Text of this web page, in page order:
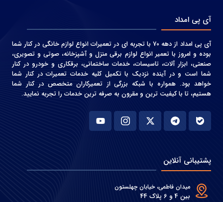
آی پی امداد
آی پی امداد از دهه 70 با تجربه ای در تعمیرات انواع لوازم خانگی در کنار شما
بوده و امروز با تعمیر انواع لوازم برقی منزل و آشپزخانه، صوتی و‌ تصویری،
صنعتی، ابزار آلات، تاسیسات، خدمات ساختمانی، برقکاری و خودرو در کنار
شما است و در آینده نزدیک با تکمیل کلیه خدمات تعمیرات در کنار شما
خواهد بود. همواره با شبکه بزرگی از تعمیرکاران متخصص در کنار شما
هستیم، تا با کیفیت ترین و مقرون به صرفه ترین خدمات را تجربه نمایید.
پشتیبانی آنلاین
میدان فاطمی، خیابان چهلستون
بین 4 و 6 پلاک 44